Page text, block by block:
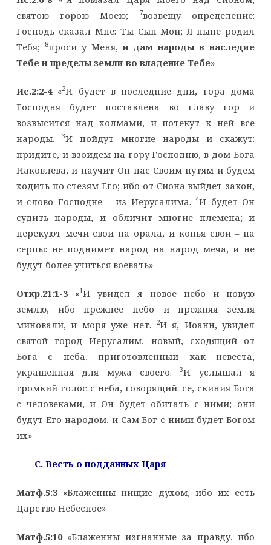
святою горою Моею;
7возвещу определение:
Господь сказал Мне: Ты Сын Мой; Я ныне родил
Тебя;
8проси у Меня,и дам народы в наследие
Тебе и пределы земли во владение Тебе»
Ис.2:2-4«2И будет в последние дни, гора дома
Господня будет поставлена во главу гор и
возвысится над холмами, и потекут к ней все
народы.
3И пойдут многие народы и скажут:
придите, и взойдем на гору Господню, в дом Бога
Иаковлева, и научит Он нас Своим путям и будем
ходить по стезям Его; ибо от Сиона выйдет закон,
и слово Господне – из Иерусалима.4И будет Он
судить народы, и обличит многие племена; и
перекуют мечи свои на орала, и копья свои – на
серпы: не поднимет народ на народ меча, и не
будут более учиться воевать»
Откр.21:1-3«1И увидел я новое небо и новую
землю, ибо прежнее небо и прежняя земля
миновали, и моря уже нет.
2И я, Иоанн, увидел
святой город Иерусалим, новый, сходящий от
Бога с неба, приготовленный как невеста,
украшенная для мужа своего.3И услышал я
громкий голос с неба, говорящий: се, скиния Бога
с человеками, и Он будет обитать с ними; они
будут Его народом, и Сам Бог с ними будет Богом
их»
C. Весть о подданных Царя
Матф.5:3«Блаженны нищие духом, ибо их есть
Царство Небесное»
Матф.5:10«Блаженны изгнанные за правду, ибо